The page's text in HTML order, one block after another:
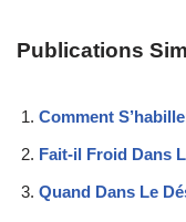
Publications
Comment
Fait-il Froid Dans
Quand Dans Le